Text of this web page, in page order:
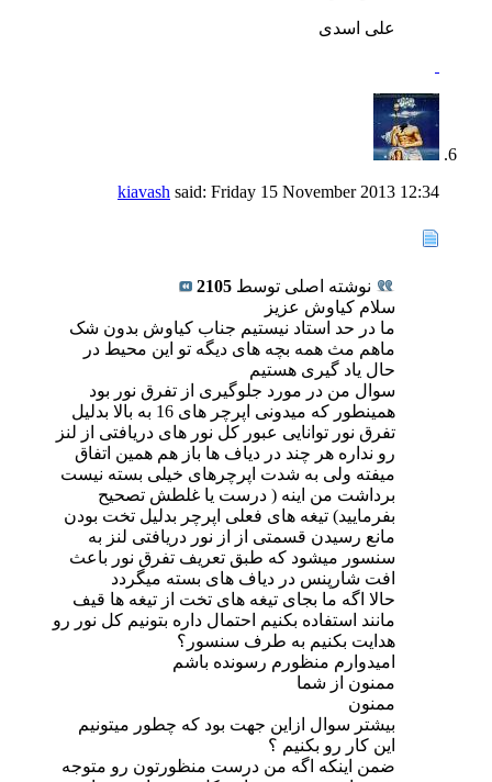
علی اسدی
kiavash said: Friday 15 November 2013 12:34
نوشته اصلی توسط 2105
سلام کیاوش عزیز
ما در حد استاد نیستیم جناب کیاوش بدون شک
ماهم مث همه بچه های دیگه تو این محیط در
حال یاد گیری هستیم
سوال من در مورد جلوگیری از تفرق نور بود
همینطور که میدونی اپرچر های 16 به بالا بدلیل
تفرق نور توانایی عبور کل نور های دریافتی از لنز
رو نداره هر چند در دیاف ها باز هم همین اتفاق
میفته ولی به شدت اپرچرهای خیلی بسته نیست
برداشت من اینه ( درست یا غلطش تصحیح
بفرمایید) تیغه های فعلی اپرچر بدلیل تخت بودن
مانع رسیدن قسمتی از از نور دریافتی لنز به
سنسور میشود که طبق تعریف تفرق نور باعث
افت شارپنس در دیاف های بسته میگردد
حالا اگه ما بجای تیغه های تخت از تیغه ها قیف
مانند استفاده بکنیم احتمال داره بتونیم کل نور رو
هدایت بکنیم به طرف سنسور؟
امیدوارم منظورم رسونده باشم
ممنون از شما
ممنون
بيشتر سوال ازاين جهت بود كه چطور ميتونيم
اين كار رو بكنيم ؟
ضمن اينكه اگه من درست منظورتون رو متوجه